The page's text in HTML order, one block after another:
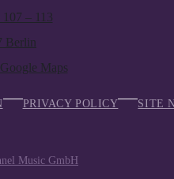
107 – 113
Berlin
Maps
PRIVACY POLICY SITE
Music GmbH